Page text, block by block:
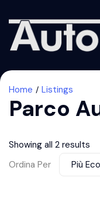
Home Listings
Parco
Showing all 2 results
Ordina Per
Più